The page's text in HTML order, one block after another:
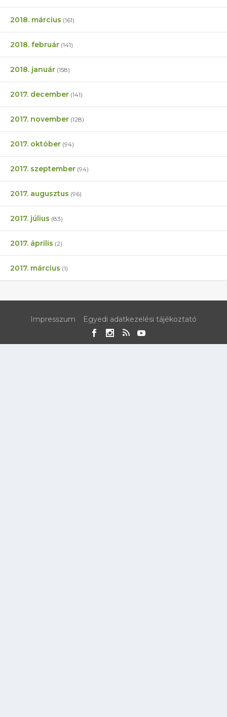
2018. március (161)
2018. február (141)
2018. január (158)
2017. december (141)
2017. november (128)
2017. október (94)
2017. szeptember (94)
2017. augusztus (96)
2017. július (83)
2017. április (2)
2017. március (1)
Impresszum Egyedi adatkezelési tájékoztató